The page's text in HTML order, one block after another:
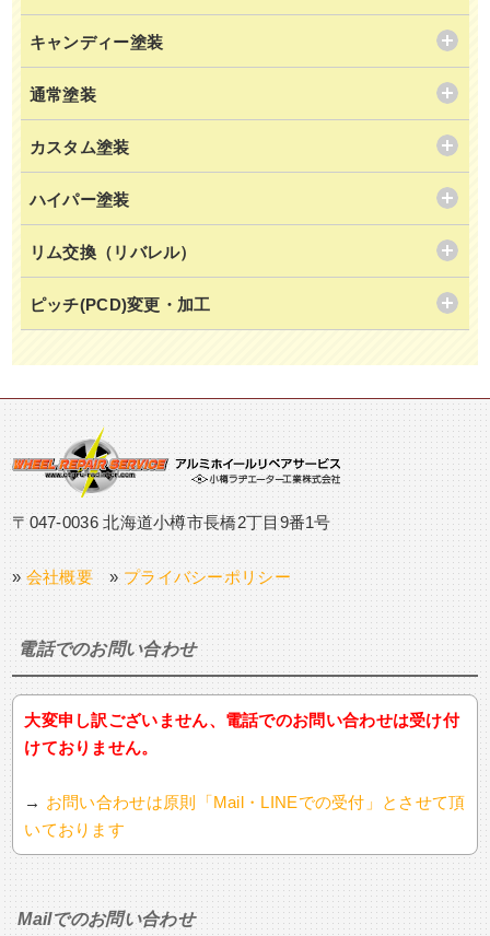
キャンディー塗装
通常塗装
カスタム塗装
ハイパー塗装
リム交換（リバレル）
ピッチ(PCD)変更・加工
〒047-0036 北海道小樽市長橋2丁目9番1号
» 会社概要 » プライバシーポリシー
電話でのお問い合わせ
大変申し訳ございません、電話でのお問い合わせは受け付
けておりません。
→ お問い合わせは原則「Mail・LINEでの受付」とさせて頂
いております
Mailでのお問い合わせ